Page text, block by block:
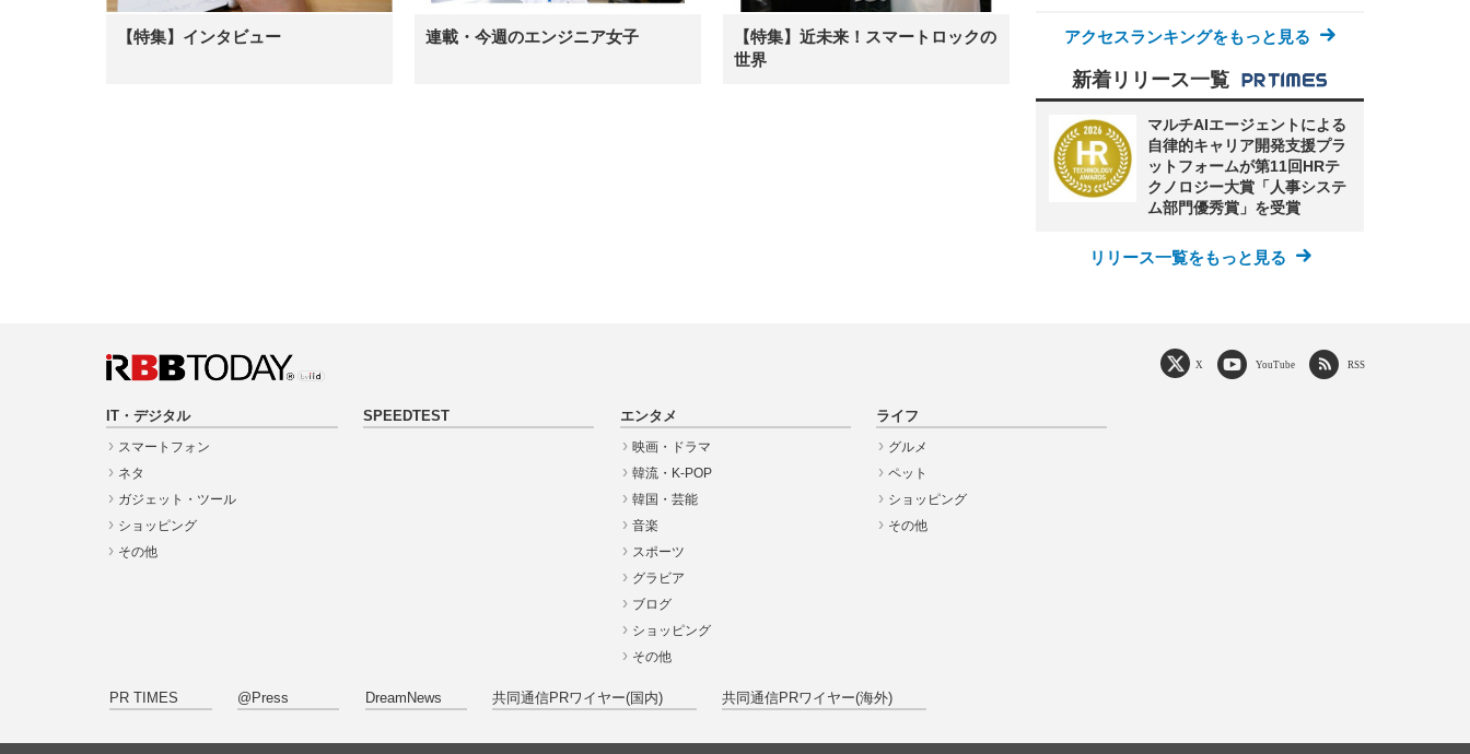
【特集】インタビュー 連載・今週のエンジニア女子
【特集】近未来！スマートロックの
世界
アクセスランキングをもっと見る
新着リリース一覧
マルチAIエージェントによる
自律的キャリア開発支援プラ
ットフォームが第11回HRテ
クノロジー大賞「人事システ
ム部門優秀賞」を受賞
リリース一覧をもっと見る
IT・デジタル
スマートフォン
ネタ
ガジェット・ツール
ショッピング
その他
SPEEDTEST
エンタメ
映画・ドラマ
韓流・K-POP
韓国・芸能
音楽
スポーツ
グラビア
ブログ
ショッピング
その他
ライフ
グルメ
ペット
ショッピング
その他
PR TIMES @Press DreamNews 共同通信PRワイヤー(国内) 共同通信PRワイヤー(海外)
X YouTube RSS